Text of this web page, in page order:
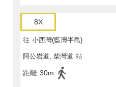
8X
往 小西灣(藍灣半島)
阿公岩道, 柴灣道 站
距離 30m